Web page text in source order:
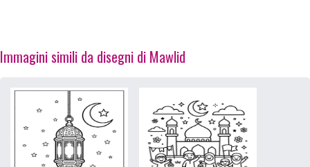
Immagini simili da disegni di Mawlid